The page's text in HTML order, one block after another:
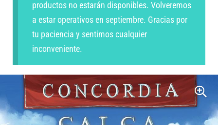
productos no estarán disponibles. Volveremos
a estar operativos en septiembre. Gracias por
tu paciencia y sentimos cualquier
inconveniente.